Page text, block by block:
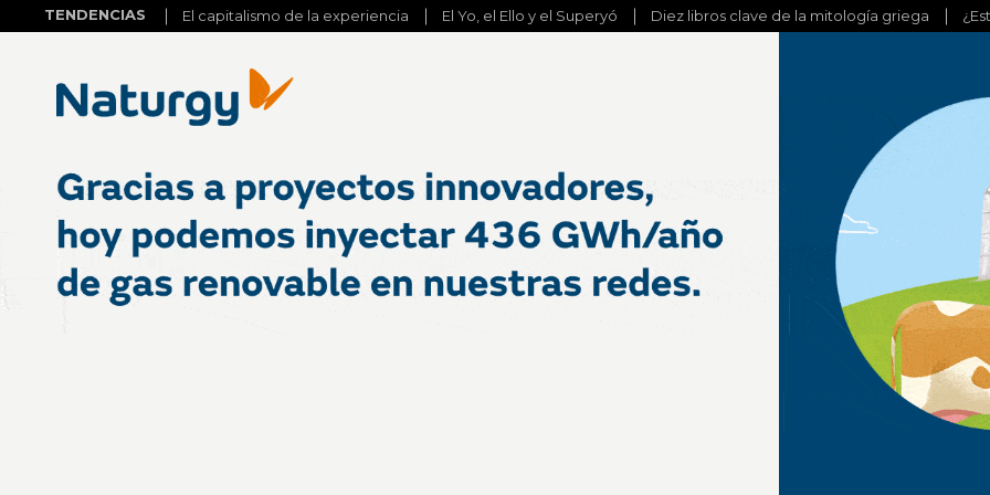
TENDENCIAS El capitalismo de la experiencia El Yo, el Ello y el Superyó Diez libros clave de la mitología griega